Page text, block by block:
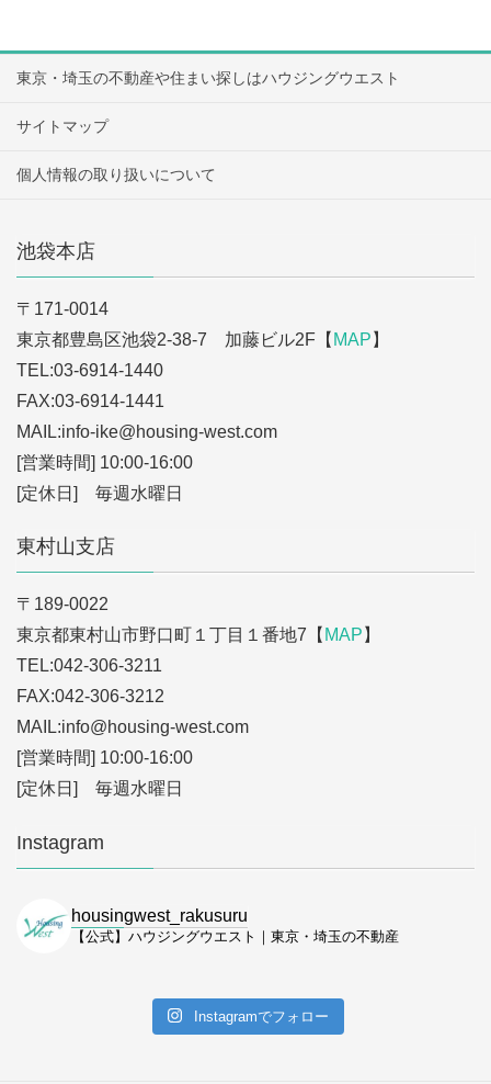
東京・埼玉の不動産や住まい探しはハウジングウエスト
サイトマップ
個人情報の取り扱いについて
池袋本店
〒171-0014
東京都豊島区池袋2-38-7 加藤ビル2F【 MAP 】
TEL:03-6914-1440
FAX:03-6914-1441
MAIL:info-ike@housing-west.com
[営業時間] 10:00-16:00
[定休日] 毎週水曜日
東村山支店
〒189-0022
東京都東村山市野口町１丁目１番地7【 MAP 】
TEL:042-306-3211
FAX:042-306-3212
MAIL:info@housing-west.com
[営業時間] 10:00-16:00
[定休日] 毎週水曜日
Instagram
housingwest_rakusuru
【公式】ハウジングウエスト｜東京・埼玉の不動産
Instagramでフォロー